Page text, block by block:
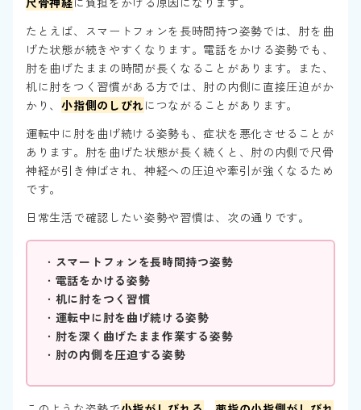
たとえば、スマートフォンを長時間持つ姿勢では、肘を曲
げた状態が続きやすくなります。電話をかける姿勢でも、
肘を曲げたままの時間が長くなることがあります。また、
机に肘をつく習慣がある方では、肘の内側に直接圧迫がか
かり、小指側のしびれにつながることがあります。
運転中に肘を曲げ続ける姿勢も、症状を悪化させることが
あります。肘を曲げた状態が長く続くと、肘の内側で尺骨
神経が引き伸ばされ、神経への圧迫や牽引が強くなるため
です。
日常生活で確認したい姿勢や習慣は、次の通りです。
・ スマートフォンを長時間持つ姿勢
・ 電話をかける姿勢
・ 机に肘をつく習慣
・ 運転中に肘を曲げ続ける姿勢
・ 肘を深く曲げたまま作業する姿勢
・ 肘の内側を圧迫する姿勢